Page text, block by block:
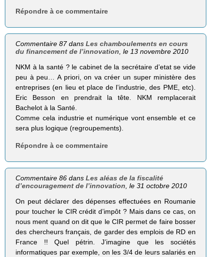
Répondre à ce commentaire
Commentaire 87 dansLes chamboulements en cours
du financement de l’innovation, le 13 novembre 2010
NKM à la santé ? le cabinet de la secrétaire d’etat se vide
peu à peu… A priori, on va créer un super ministère des
entreprises (en lieu et place de l’industrie, des PME, etc).
Eric Besson en prendrait la tête. NKM remplacerait
Bachelot à la Santé.
Comme cela industrie et numérique vont ensemble et ce
sera plus logique (regroupements).
Répondre à ce commentaire
Commentaire 86 dansLes aléas de la fiscalité
d’encouragement de l’innovation , le 31 octobre 2010
On peut déclarer des dépenses effectuées en Roumanie
pour toucher le CIR crédit d’impôt ? Mais dans ce cas, on
nous ment quand on dit que le CIR permet de faire bosser
des chercheurs français, de garder des emplois de RD en
France !! Quel pétrin. J’imagine que les sociétés
informatiques par exemple, on les 3/4 de leurs salariés en